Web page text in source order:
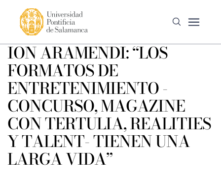
ION ARAMENDI: “LOS
FORMATOS DE
ENTRETENIMIENTO -
CONCURSO, MAGAZINE
CON TERTULIA, REALITIES
Y TALENT- TIENEN UNA
LARGA VIDA”